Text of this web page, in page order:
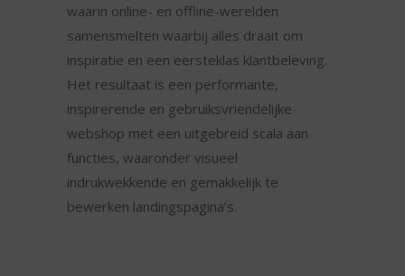
waarin online- en offline-werelden
samensmelten waarbij alles draait om
inspiratie en een eersteklas klantbeleving.
Het resultaat is een performante,
inspirerende en gebruiksvriendelijke
webshop met een uitgebreid scala aan
functies, waaronder visueel
indrukwekkende en gemakkelijk te
bewerken landingspagina’s.